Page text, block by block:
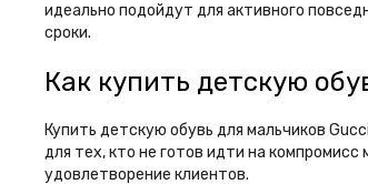
идеально подойдут для активного
сроки.
Как купить детскую
Купить детскую обувь для мальчиков
для тех, кто не готов идти на
удовлетворение клиентов.